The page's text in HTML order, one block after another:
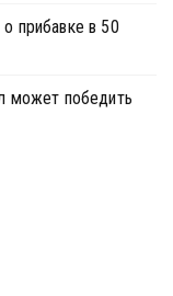
прибавке в 50
может победить